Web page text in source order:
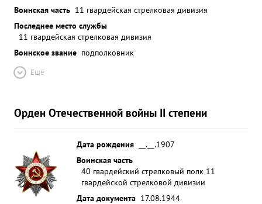
Воинская часть 11 гвардейская стрелковая дивизия
Последнее место службы
11 гвардейская стрелковая дивизия
Воинское звание подполковник
Ещё
Орден Отечественной войны II степени
Дата рождения
__.__.1907
Воинская часть
40 гвардейский стрелковый полк 11
гвардейской стрелковой дивизии
Дата документа 17.08.1944